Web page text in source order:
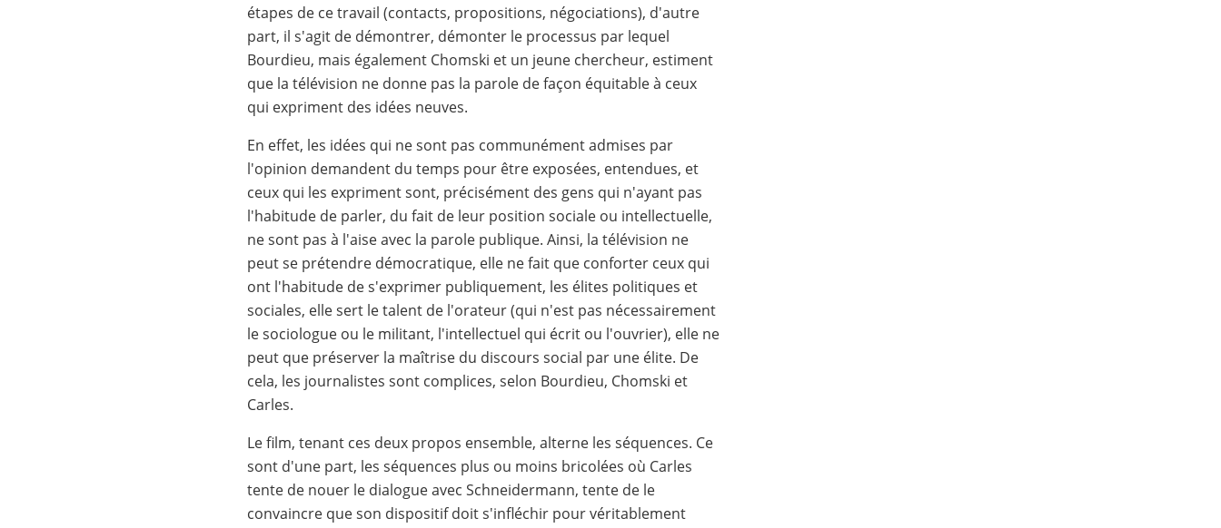
étapes de ce travail (contacts, propositions, négociations), d'autre
part, il s'agit de démontrer, démonter le processus par lequel
Bourdieu, mais également Chomski et un jeune chercheur, estiment
que la télévision ne donne pas la parole de façon équitable à ceux
qui expriment des idées neuves.
En effet, les idées qui ne sont pas communément admises par
l'opinion demandent du temps pour être exposées, entendues, et
ceux qui les expriment sont, précisément des gens qui n'ayant pas
l'habitude de parler, du fait de leur position sociale ou intellectuelle,
ne sont pas à l'aise avec la parole publique. Ainsi, la télévision ne
peut se prétendre démocratique, elle ne fait que conforter ceux qui
ont l'habitude de s'exprimer publiquement, les élites politiques et
sociales, elle sert le talent de l'orateur (qui n'est pas nécessairement
le sociologue ou le militant, l'intellectuel qui écrit ou l'ouvrier), elle ne
peut que préserver la maîtrise du discours social par une élite. De
cela, les journalistes sont complices, selon Bourdieu, Chomski et
Carles.
Le film, tenant ces deux propos ensemble, alterne les séquences. Ce
sont d'une part, les séquences plus ou moins bricolées où Carles
tente de nouer le dialogue avec Schneidermann, tente de le
convaincre que son dispositif doit s'infléchir pour véritablement